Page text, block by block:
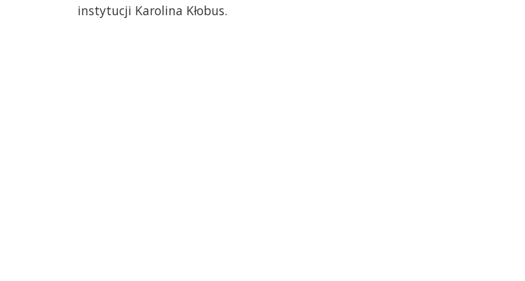
instytucji Karolina Kłobus.